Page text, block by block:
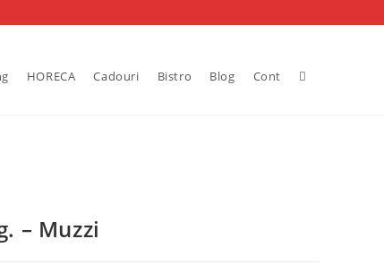
HORECA Cadouri Bistro Blog Cont Toggle
– Muzzi